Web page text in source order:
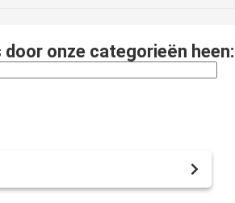
door onze categorieën heen: